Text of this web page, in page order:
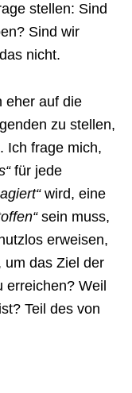
stellen: Sind
Sind wir
nicht.
eher auf die
zu stellen,
Ich frage mich,
für jede
wird, eine
sein muss,
erweisen,
um das Ziel der
Weil
Teil des von